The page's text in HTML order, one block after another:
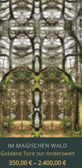
IM MAGISCHEN WALD
Goldene Tore zur Anderswelt
350,00€–2.400,00€